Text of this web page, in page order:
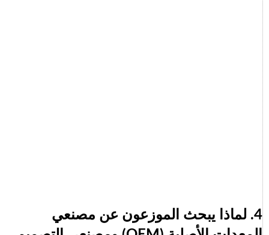
4. لماذا يبحث الموزعون عن مصنعي